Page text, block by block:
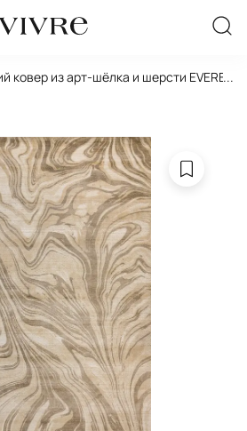
ковер из арт-шёлка и шерсти
...